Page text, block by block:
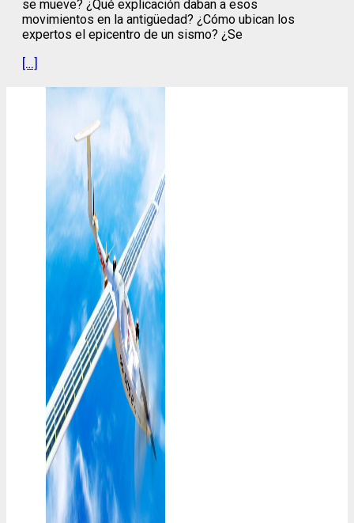
se mueve? ¿Qué explicación daban a esos
movimientos en la antigüedad? ¿Cómo ubican los
expertos el epicentro de un sismo? ¿Se
[…]